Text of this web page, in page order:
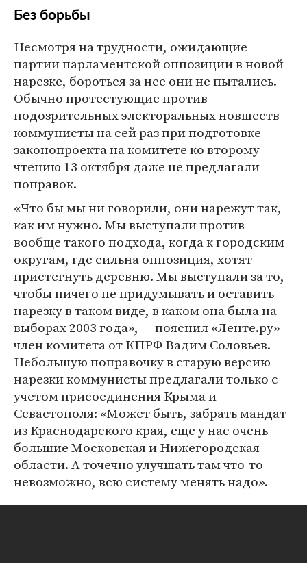
Без борьбы
Несмотря на трудности, ожидающие
партии парламентской оппозиции в новой
нарезке, бороться за нее они не пытались.
Обычно протестующие против
подозрительных электоральных новшеств
коммунисты на сей раз при подготовке
законопроекта на комитете ко второму
чтению 13 октября даже не предлагали
поправок.
«Что бы мы ни говорили, они нарежут так,
как им нужно. Мы выступали против
вообще такого подхода, когда к городским
округам, где сильна оппозиция, хотят
пристегнуть деревню. Мы выступали за то,
чтобы ничего не придумывать и оставить
нарезку в таком виде, в каком она была на
выборах 2003 года», — пояснил «Ленте.ру»
член комитета от КПРФ Вадим Соловьев.
Небольшую поправочку в старую версию
нарезки коммунисты предлагали только с
учетом присоединения Крыма и
Севастополя: «Может быть, забрать мандат
из Краснодарского края, еще у нас очень
большие Московская и Нижегородская
области. А точечно улучшать там что-то
невозможно, всю систему менять надо».